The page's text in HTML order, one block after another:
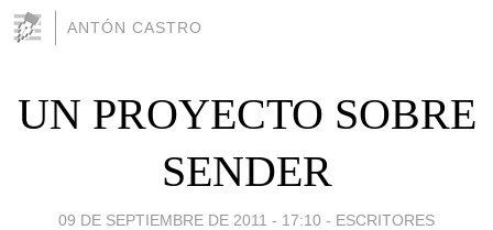
ANTÓN CASTRO
UN PROYECTO SOBRE
SENDER
09 DE SEPTIEMBRE DE 2011 - 17:10 - ESCRITORES